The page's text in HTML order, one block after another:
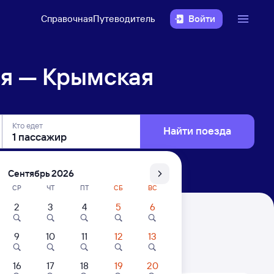
СправочнаяПутеводитель Войти
— Крымская
Кто едет Найти поезда
Цены за 1 пассажира
Сентябрь 2026
СР ЧТ ПТ СБ ВС
2 3 4 5 6
9 10 11 12 13
16 17 18 19 20